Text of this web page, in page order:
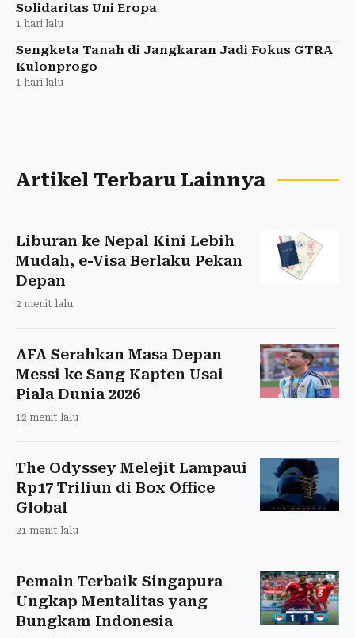
Solidaritas Uni Eropa
1 hari lalu
Sengketa Tanah di Jangkaran Jadi Fokus GTRA
Kulonprogo
1 hari lalu
Artikel Terbaru Lainnya
Liburan ke Nepal Kini Lebih
Mudah, e-Visa Berlaku Pekan
Depan
2 menit lalu
AFA Serahkan Masa Depan
Messi ke Sang Kapten Usai
Piala Dunia 2026
12 menit lalu
The Odyssey Melejit Lampaui
Rp17 Triliun di Box Office
Global
21 menit lalu
Pemain Terbaik Singapura
Ungkap Mentalitas yang
Bungkam Indonesia